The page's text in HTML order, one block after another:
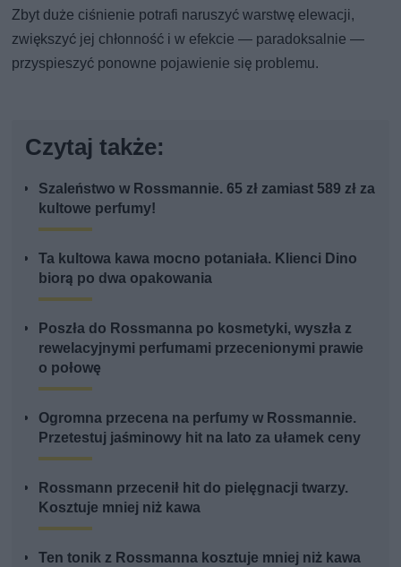
Zbyt duże ciśnienie potrafi naruszyć warstwę elewacji,
zwiększyć jej chłonność i w efekcie — paradoksalnie —
przyspieszyć ponowne pojawienie się problemu.
Czytaj także:
Szaleństwo w Rossmannie. 65 zł zamiast 589 zł za
kultowe perfumy!
Ta kultowa kawa mocno potaniała. Klienci Dino
biorą po dwa opakowania
Poszła do Rossmanna po kosmetyki, wyszła z
rewelacyjnymi perfumami przecenionymi prawie
o połowę
Ogromna przecena na perfumy w Rossmannie.
Przetestuj jaśminowy hit na lato za ułamek ceny
Rossmann przecenił hit do pielęgnacji twarzy.
Kosztuje mniej niż kawa
Ten tonik z Rossmanna kosztuje mniej niż kawa